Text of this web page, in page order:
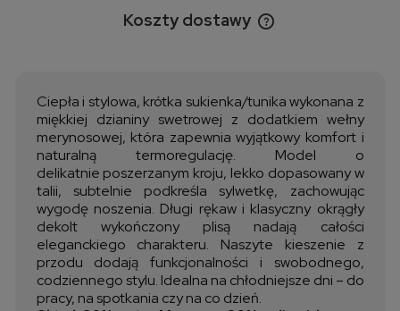
Koszty dostawy
Cena nie zawiera ewentualnych kosztów płatności
Ciepła i stylowa, krótka sukienka/tunikawykonana z
miękkiej dzianiny swetrowej z dodatkiem wełny
merynosowej, która zapewniawyjątkowy komfort i
naturalną termoregulację. Model o
delikatnie poszerzanym kroju, lekko dopasowanyw
talii, subtelnie podkreśla sylwetkę, zachowując
wygodę noszenia. Długi rękaw i klasyczny okrągły
dekolt wykończony plisą nadają całości
eleganckiego charakteru. Naszyte kieszenie z
przodu dodają funkcjonalności i swobodnego,
codziennego stylu. Idealna na chłodniejsze dni – do
pracy, na spotkania czyna co dzień.